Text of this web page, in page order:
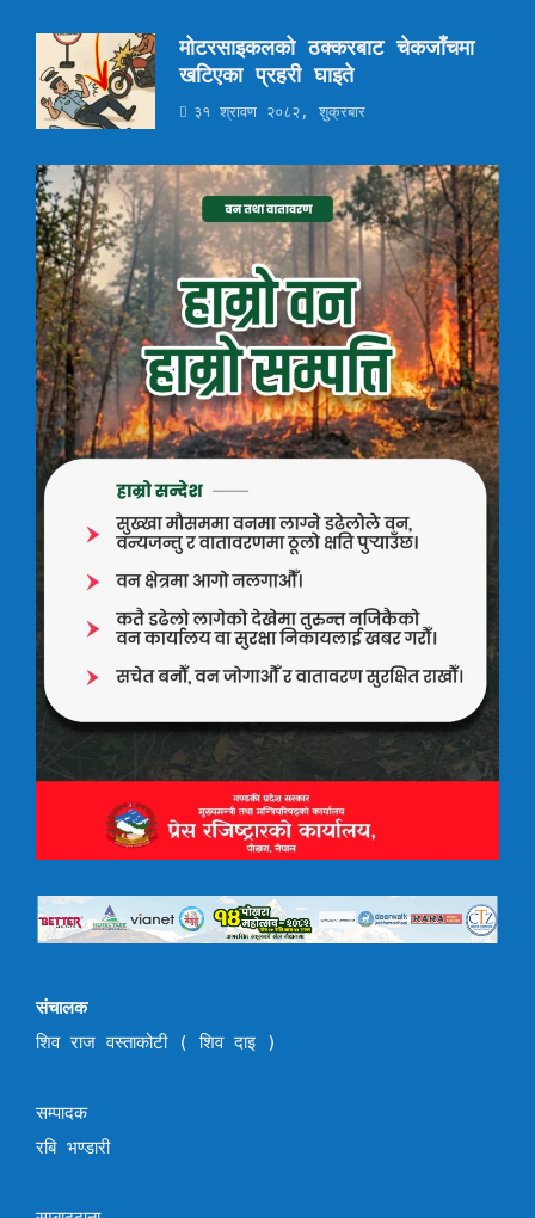
मोटरसाइकलको ठक्करबाट चेकजाँचमा
खटिएका प्रहरी घाइते
३१ श्रावण २०८२, शुक्रबार
संचालक
शिव राज वस्ताकोटी ( शिव दाइ )
सम्पादक
रबि भण्डारी